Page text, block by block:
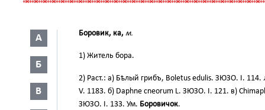
А
Б
В
Боровик, ка, м.
1) Житель бора.
2) Раст.: а) Бѣлый грибъ, Boletus edulis. ЗЮЗО. І. 114.
V. 1183. б) Daphne cneorum L. ЗЮЗО. I. 121. в)
ЗЮЗО. I. 133. Ум. Боровичок.